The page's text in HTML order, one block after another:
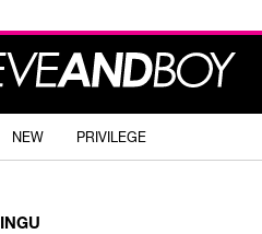
NEW PRIVILEGE
INGU